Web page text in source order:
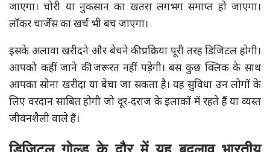
जाएगा। चोरी या नुकसान का खतरा लगभग समाप्त हो जाएगा।
लॉकर चार्जेस का खर्च भी बच जाएगा।
इसके अलावा खरीदने और बेचने की प्रक्रिया पूरी तरह डिजिटल होगी।
आपको कहीं जाने की जरूरत नहीं पड़ेगी। बस कुछ क्लिक के साथ
आपका सोना खरीदा या बेचा जा सकता है। यह सुविधा उन लोगों के
लिए वरदान साबित होगी जो दूर-दराज के इलाकों में रहते हैं या व्यस्त
जीवनशैली वाले हैं।